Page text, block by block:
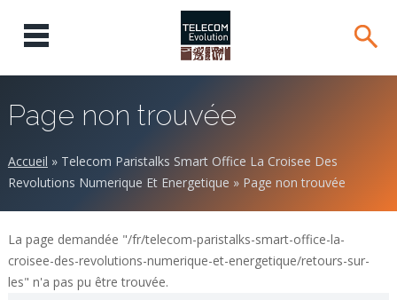
Page non trouvée
Accueil » Telecom Paristalks Smart Office La Croisee Des
Revolutions Numerique Et Energetique » Page non trouvée
La page demandée "/fr/telecom-paristalks-smart-office-la-
croisee-des-revolutions-numerique-et-energetique/retours-sur-
les" n'a pas pu être trouvée.